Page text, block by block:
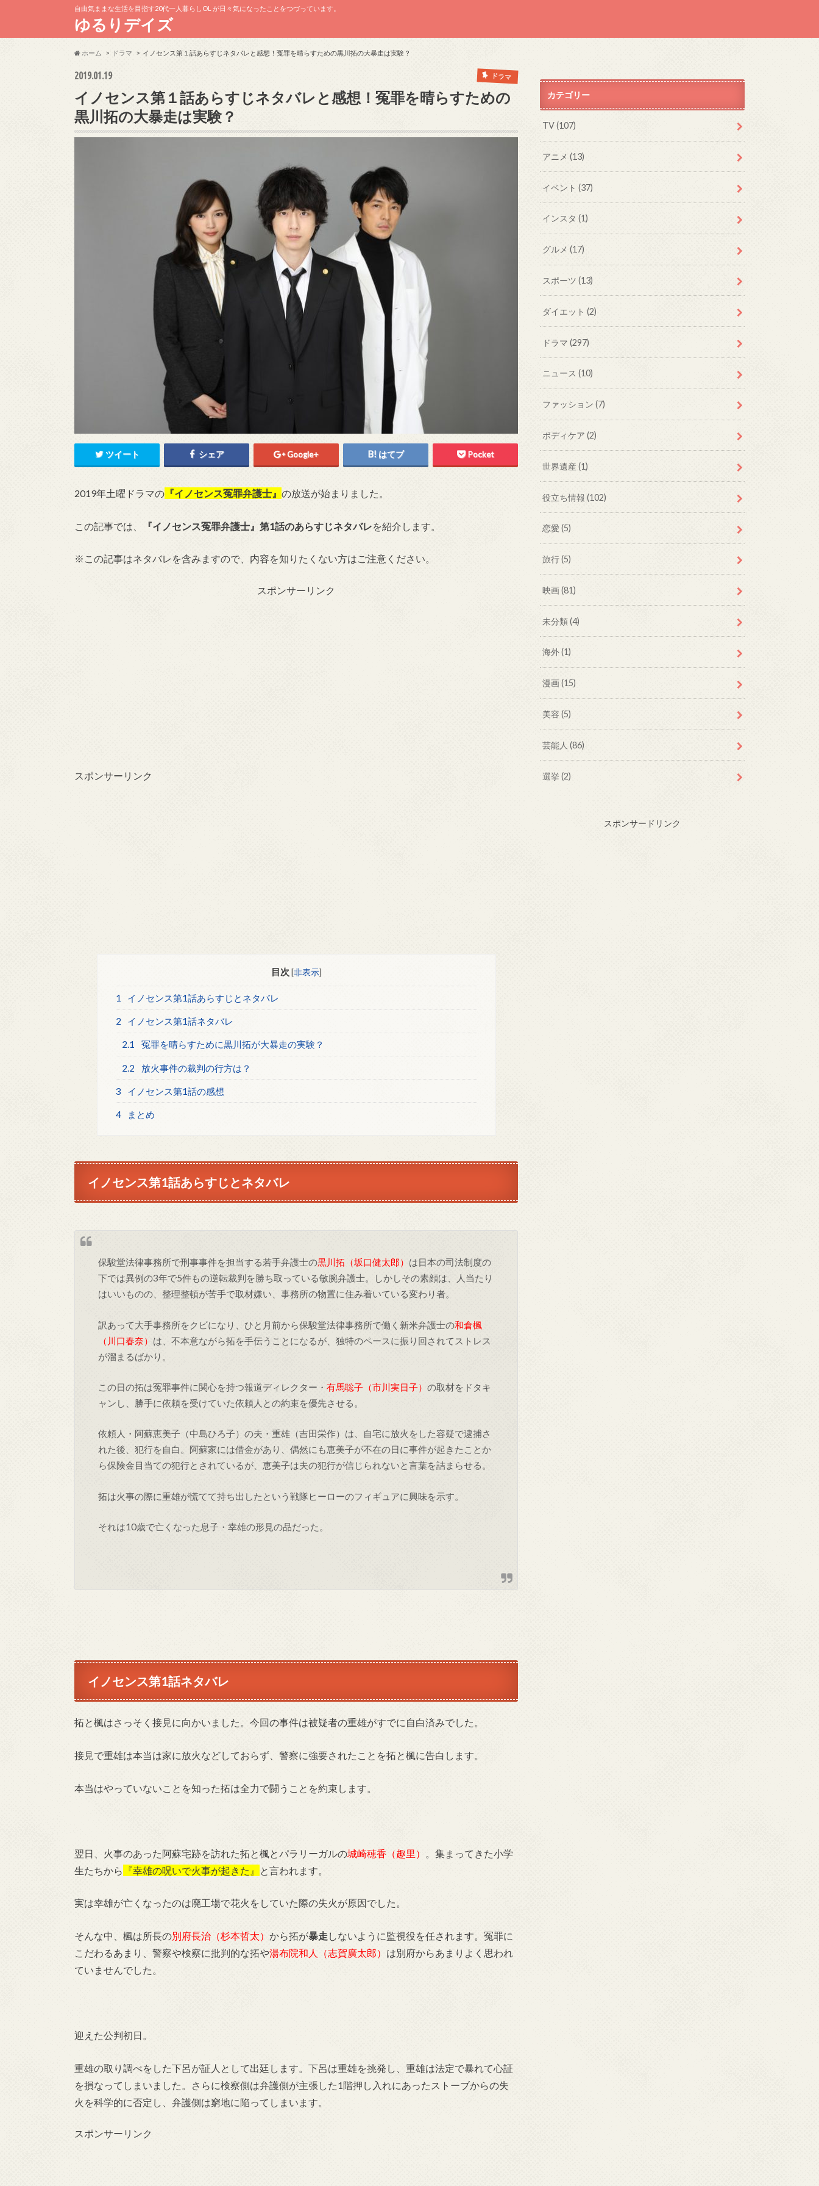
自由気ままな生活を目指す20代一人暮らしOL が日々気になったことをつづっています。
ゆるりデイズ
ホーム ドラマ イノセンス第１話あらすじネタバレと感想！冤罪を晴らすための黒川拓の大暴走は実験？
2019.01.19 ドラマ
イノセンス第１話あらすじネタバレと感想！冤罪を晴らすための
黒川拓の大暴走は実験？
ツイート シェア Google+ はてブ Pocket
2019年土曜ドラマの 『イノセンス冤罪弁護士』 の放送が始まりました。
この記事では、 『イノセンス冤罪弁護士』第1話のあらすじネタバレを紹介します。
※この記事はネタバレを含みますので、内容を知りたくない方はご注意ください。
スポンサーリンク
スポンサーリンク
目次 [非表示]
1 イノセンス第1話あらすじとネタバレ
2 イノセンス第1話ネタバレ
2.1 冤罪を晴らすために黒川拓が大暴走の実験？
2.2 放火事件の裁判の行方は？
3 イノセンス第1話の感想
4 まとめ
イノセンス第1話あらすじとネタバレ
保駿堂法律事務所で刑事事件を担当する若手弁護士の黒川拓（坂口健太郎） は日本の司法制度の
下では異例の3年で5件もの逆転裁判を勝ち取っている敏腕弁護士。しかしその素顔は、人当たり
はいいものの、整理整頓が苦手で取材嫌い、事務所の物置に住み着いている変わり者。
訳あって大手事務所をクビになり、ひと月前から保駿堂法律事務所で働く新米弁護士の和倉楓
（川口春奈） は、不本意ながら拓を手伝うことになるが、独特のペースに振り回されてストレス
が溜まるばかり。
この日の拓は冤罪事件に関心を持つ報道ディレクター・ 有馬聡子（市川実日子） の取材をドタキ
ャンし、勝手に依頼を受けていた依頼人との約束を優先させる。
依頼人・阿蘇恵美子（中島ひろ子）の夫・重雄（吉田栄作）は、自宅に放火をした容疑で逮捕さ
れた後、犯行を自白。阿蘇家には借金があり、偶然にも恵美子が不在の日に事件が起きたことか
ら保険金目当ての犯行とされているが、恵美子は夫の犯行が信じられないと言葉を詰まらせる。
拓は火事の際に重雄が慌てて持ち出したという戦隊ヒーローのフィギュアに興味を示す。
それは10歳で亡くなった息子・幸雄の形見の品だった。
イノセンス第1話ネタバレ
拓と楓はさっそく接見に向かいました。今回の事件は被疑者の重雄がすでに自白済みでした。
接見で重雄は本当は家に放火などしておらず、警察に強要されたことを拓と楓に告白します。
本当はやっていないことを知った拓は全力で闘うことを約束します。
翌日、火事のあった阿蘇宅跡を訪れた拓と楓とパラリーガルの城崎穂香（趣里）
。集まってきた小学
生たちから 『幸雄の呪いで火事が起きた』 と言われます。
実は幸雄が亡くなったのは廃工場で花火をしていた際の失火が原因でした。
そんな中、楓は所長の別府長治（杉本哲太） から拓が暴走 しないように監視役を任されます。冤罪に
こだわるあまり、警察や検察に批判的な拓や湯布院和人（志賀廣太郎） は別府からあまりよく思われ
ていませんでした。
迎えた公判初日。
重雄の取り調べをした下呂が証人として出廷します。下呂は重雄を挑発し、重雄は法定で暴れて心証
を損なってしまいました。さらに検察側は弁護側が主張した1階押し入れにあったストーブからの失
火を科学的に否定し、弁護側は窮地に陥ってしまいます。
スポンサーリンク
カテゴリー
TV (107)
アニメ (13)
イベント (37)
インスタ (1)
グルメ (17)
スポーツ (13)
ダイエット (2)
ドラマ (297)
ニュース (10)
ファッション (7)
ボディケア (2)
世界遺産 (1)
役立ち情報 (102)
恋愛 (5)
旅行 (5)
映画 (81)
未分類 (4)
海外 (1)
漫画 (15)
美容 (5)
芸能人 (86)
選挙 (2)
スポンサードリンク